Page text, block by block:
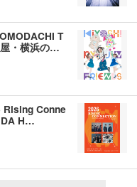
T
・横浜の…
Rising Conne
DA H…